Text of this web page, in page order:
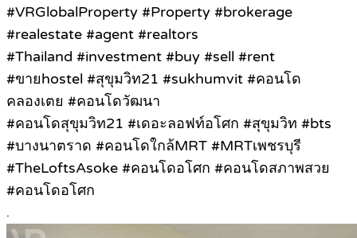
#VRGlobalProperty #Property #brokerage
#realestate #agent #realtors
#Thailand #investment #buy #sell #rent
#ขายhostel #สุขุมวิท21 #sukhumvit #คอนโด
คลองเตย #คอนโดวัฒนา
#คอนโดสุขุมวิท21 #เดอะลอฟท์อโศก #สุขุมวิท #bts
#บางนาตราด #คอนโดใกล้MRT #MRTเพชรบุรี
#TheLoftsAsoke #คอนโดอโศก #คอนโดสภาพสวย
#คอนโดอโศก
.